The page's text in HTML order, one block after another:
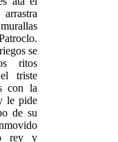
se
ritos
triste
con la
le pide
de su
rey y